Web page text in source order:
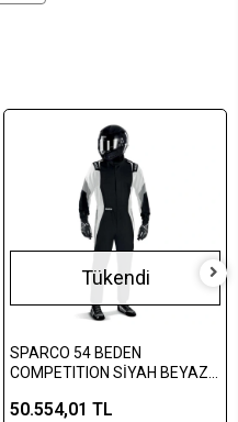
Tükendi
SPARCO 54 BEDEN
COMPETITION SİYAH BEYAZ
50.554,01 TL